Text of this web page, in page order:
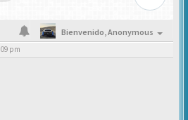
Bienvenido,Anonymous
pm